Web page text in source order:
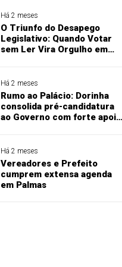
Há 2 meses
O Triunfo do Desapego
Legislativo: Quando Votar
sem Ler Vira Orgulho em
Há 2 meses
Rumo ao Palácio: Dorinha
consolida pré-candidatura
ao Governo com forte apoio
Há 2 meses
Vereadores e Prefeito
cumprem extensa agenda
em Palmas